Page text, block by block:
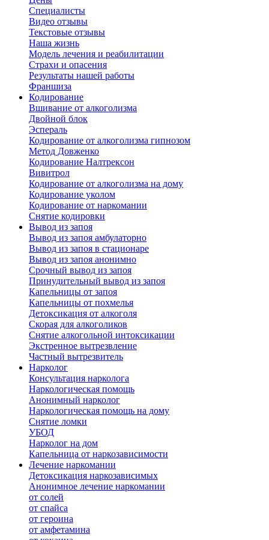
Специалисты
Видео отзывы
Текстовые отзывы
Наша жизнь
Модель лечения и реабилитации
Страхи и опасения
Результаты нашей работы
Франшиза
Кодирование
Вшивание от алкоголизма
Двойной блок
Эспераль
Кодирование от алкоголизма гипнозом
Метод Довженко
Кодирование Налтрексон
Вивитрол
Кодирование от алкоголизма на дому
Кодирование уколом
Кодирование от наркомании
Снятие кодировки
Вывод из запоя
Вывод из запоя амбулаторно
Вывод из запоя в стационаре
Вывод из запоя анонимно
Срочный вывод из запоя
Принудительный вывод из запоя
Капельницы от запоя
Капельницы от похмелья
Детоксикация от алкоголя
Скорая для алкоголиков
Снятие алкогольной интоксикации
Экстренное вытрезвление
Частный вытрезвитель
Нарколог
Консультация нарколога
Наркологическая помощь
Анонимный нарколог
Наркологическая помощь на дому
Снятие ломки
УБОД
Нарколог на дом
Капельница от наркозависимости
Лечение наркомании
Детоксикация наркозависимых
Анонимное лечение наркомании
от солей
от спайса
от героина
от амфетамина